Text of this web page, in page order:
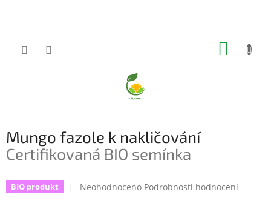
Mungo fazole k nakličování
Certifikovaná BIO semínka
BIO produkt
Průměrné
Neohodnoceno Podrobnosti hodnocení